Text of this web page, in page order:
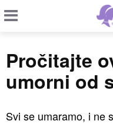
Pročitajte
umorni od
Svi se umaramo, i ne